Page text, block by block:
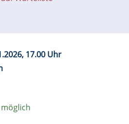
17.00 Uhr